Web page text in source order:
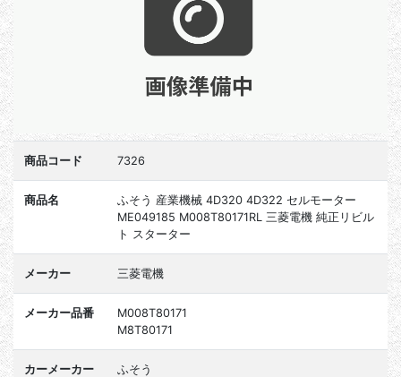
商品コード 7326
商品名
ふそう 産業機械 4D320 4D322 セルモーター
ME049185 M008T80171RL 三菱電機 純正リビル
ト スターター
メーカー 三菱電機
メーカー品番
M008T80171
M8T80171
カーメーカー ふそう